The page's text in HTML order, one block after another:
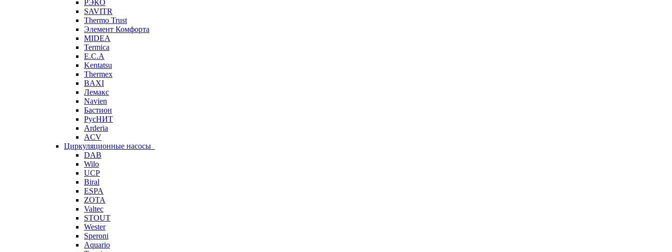
РЭКО
SAVITR
Thermo Trust
Элемент Комфорта
MIDEA
Termica
E.C.A
Kentatsu
Thermex
BAXI
Лемакс
Navien
Бастион
РусНИТ
Arderia
ACV
Циркуляционные насосы
DAB
Wilo
UCP
Biral
ESPA
ZOTA
Valtec
STOUT
Wester
Speroni
Aquario